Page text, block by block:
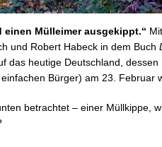
einen Mülleimer ausgekippt.“
und Robert Habeck in dem Buch
das heutige Deutschland, dessen
Bürger) am 23. Februar
betrachtet – einer Müllkippe,